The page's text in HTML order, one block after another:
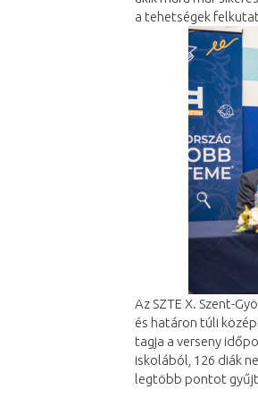
a tehetségek
Az SZTE X. Szent-
és határon túli
tagja a verseny
iskolából, 126 diák
legtöbb pontot